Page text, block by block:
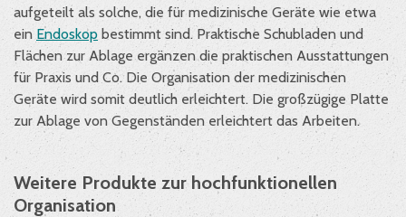
aufgeteilt als solche, die für medizinische Geräte wie etwa
ein Endoskop bestimmt sind. Praktische Schubladen und
Flächen zur Ablage ergänzen die praktischen Ausstattungen
für Praxis und Co. Die Organisation der medizinischen
Geräte wird somit deutlich erleichtert. Die großzügige Platte
zur Ablage von Gegenständen erleichtert das Arbeiten.
Weitere Produkte zur hochfunktionellen
Organisation